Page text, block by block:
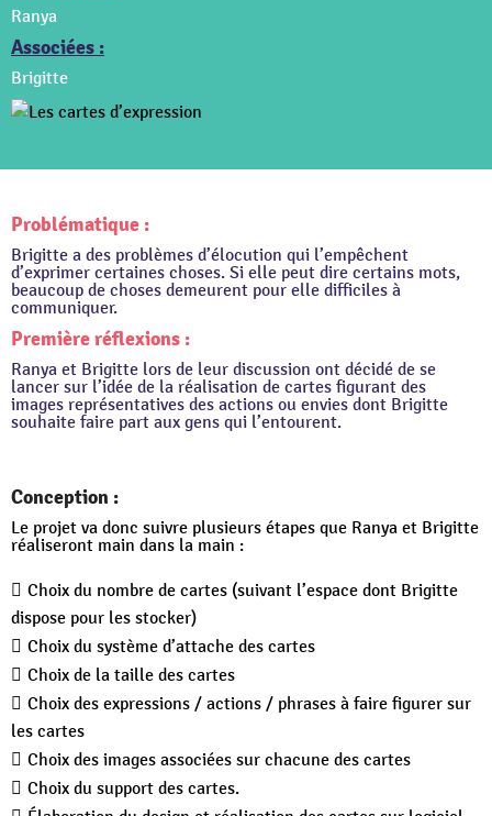
Ranya
Associées :
Brigitte
Problématique :
Brigitte a des problèmes d’élocution qui l’empêchent
d’exprimer certaines choses. Si elle peut dire certains mots,
beaucoup de choses demeurent pour elle difficiles à
communiquer.
Première réflexions :
Ranya et Brigitte lors de leur discussion ont décidé de se
lancer sur l’idée de la réalisation de cartes figurant des
images représentatives des actions ou envies dont Brigitte
souhaite faire part aux gens qui l’entourent.
Conception :
Le projet va donc suivre plusieurs étapes que Ranya et Brigitte
réaliseront main dans la main :
Choix du nombre de cartes (suivant l’espace dont Brigitte
dispose pour les stocker)
Choix du système d’attache des cartes
Choix de la taille des cartes
Choix des expressions / actions / phrases à faire figurer sur
les cartes
Choix des images associées sur chacune des cartes
Choix du support des cartes.